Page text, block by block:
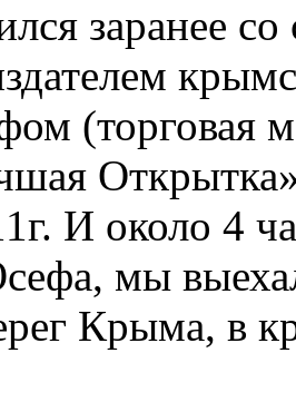
заранее
(торговая
И около 4
мы
Крыма, в